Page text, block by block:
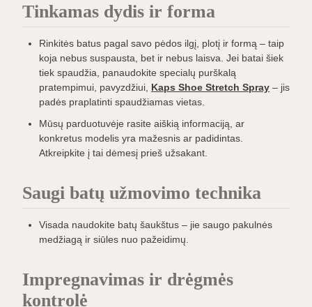
Tinkamas dydis ir forma
Rinkitės batus pagal savo pėdos ilgį, plotį ir formą – taip
koja nebus suspausta, bet ir nebus laisva. Jei batai šiek
tiek spaudžia, panaudokite specialų purškalą
pratempimui, pavyzdžiui, Kaps Shoe Stretch Spray – jis
padės praplatinti spaudžiamas vietas.
Mūsų parduotuvėje rasite aiškią informaciją, ar
konkretus modelis yra mažesnis ar padidintas.
Atkreipkite į tai dėmesį prieš užsakant.
Saugi batų užmovimo technika
Visada naudokite batų šaukštus – jie saugo pakulnės
medžiagą ir siūles nuo pažeidimų.
Impregnavimas ir drėgmės
kontrolė